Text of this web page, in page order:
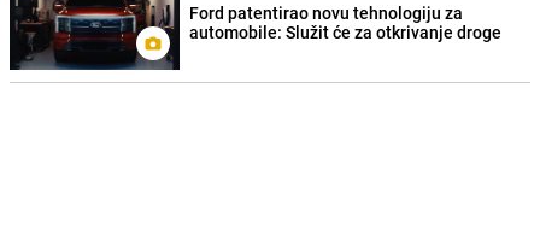
Ford patentirao novu tehnologiju za
automobile: Služit će za otkrivanje droge